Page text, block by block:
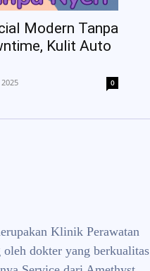
Modern Tanpa
Kulit Auto
0
Klinik Perawatan
dokter yang berkualitas